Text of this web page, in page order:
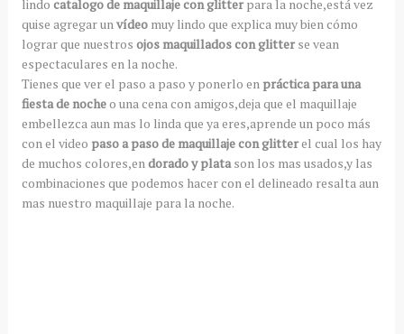
lindo catalogo de maquillaje con glitterpara la noche,está vez
quise agregar unvídeo muy lindo que explica muy bien cómo
lograr que nuestros ojos maquillados con glitterse vean
espectaculares en la noche.
Tienes que ver el paso a paso y ponerlo en práctica para una
fiesta de nocheo una cena con amigos,deja que el maquillaje
embellezca aun mas lo linda que ya eres,aprende un poco más
con el video paso a paso de maquillaje con glitterel cual los hay
de muchos colores,endorado y platason los mas usados,y las
combinaciones que podemos hacer con el delineado resalta aun
mas nuestro maquillaje para la noche.